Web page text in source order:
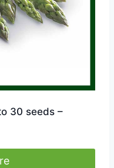
30 seeds –